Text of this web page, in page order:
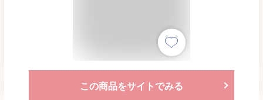
この商品をサイトでみる